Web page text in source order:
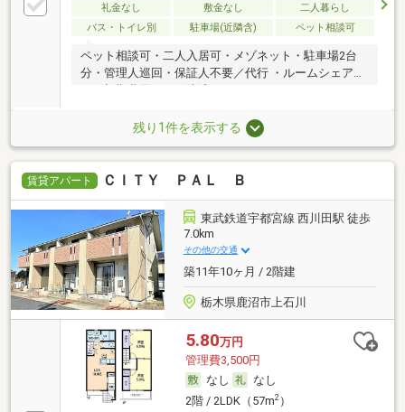
礼金なし 敷金なし
二人暮らし
バス・トイレ別
駐車場(近隣含) ペット相談可
ペット相談可・二人入居可・メゾネット・駐車場2台
分・管理人巡回・保証人不要／代行 ・ルームシェア
残り1件を表示する
賃貸アパート ＣＩＴＹ ＰＡＬ Ｂ
東武鉄道宇都宮線 西川田駅 徒歩
7.0km
その他の交通
築11年10ヶ月 / 2階建
栃木県鹿沼市上石川
5.80万円
管理費3,500円
なし
なし
2階 / 2LDK（57m2）